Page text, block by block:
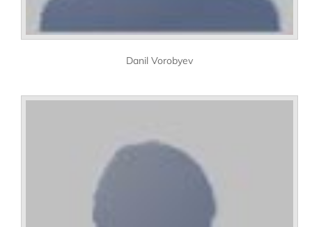
Danil Vorobyev